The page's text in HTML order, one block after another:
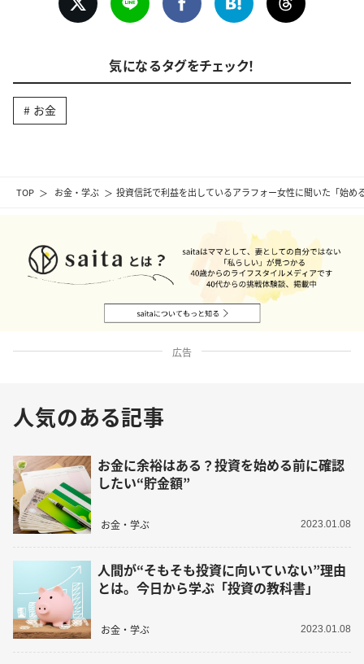
TOP お金・学ぶ 投資信託で利益を出しているアラフォー女性に聞いた「始め
気になるタグをチェック！
お金
広告
人気のある記事
お金に余裕はある？投資を始める前に確認
したい“貯金額”
お金・学ぶ 2023.01.08
人間が“そもそも投資に向いていない”理由
とは。今日から学ぶ「投資の教科書」
お金・学ぶ 2023.01.08